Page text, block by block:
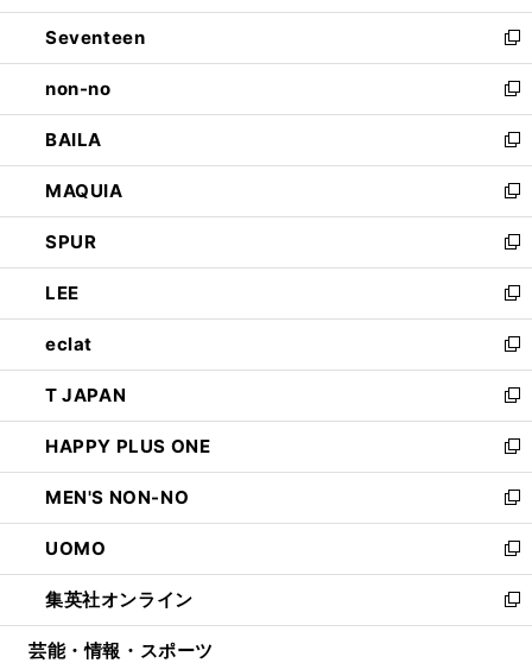
開
く
ウ
で
開
く
ン
ド
ウ
で
開
く
Seventeen
新
し
い
ウ
ィ
ン
ド
ウ
で
開
く
non-no
新
し
い
ウ
ィ
ン
ド
ウ
で
開
く
BAILA
新
し
い
ウ
ィ
ン
ド
ウ
で
開
く
MAQUIA
新
し
い
ウ
ィ
ン
ド
ウ
で
開
く
SPUR
新
し
い
ウ
ィ
ン
ド
ウ
で
開
く
LEE
新
し
い
ウ
ィ
ン
ド
ウ
で
開
く
eclat
新
し
い
ウ
ィ
ン
ド
ウ
で
開
く
T JAPAN
新
し
い
ウ
ィ
ン
ド
ウ
で
開
HAPPY PLUS ONE
新
し
い
ウ
ィ
ン
ド
ウ
MEN'S NON-NO
新
し
い
ウ
ィ
ン
UOMO
新
し
い
ウ
集英社オンライン
新
し
芸能・情報・スポーツ